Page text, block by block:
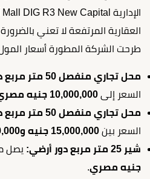
العقارية المرتفعة لا تعني
طرحت الشركة المطورة أسعار المول
محل تجاري منفصل 50 متر مربع دور متكرر:
السعر إلى 10,000,000 جنيه مصري
محل تجاري منفصل 50 متر مربع دور أول:
السعر بين 15,000,000 جنيه و20,000,000 جنيه مصري
شير 25 متر مربع دور أرضي:
يصل
جنيه مصري.